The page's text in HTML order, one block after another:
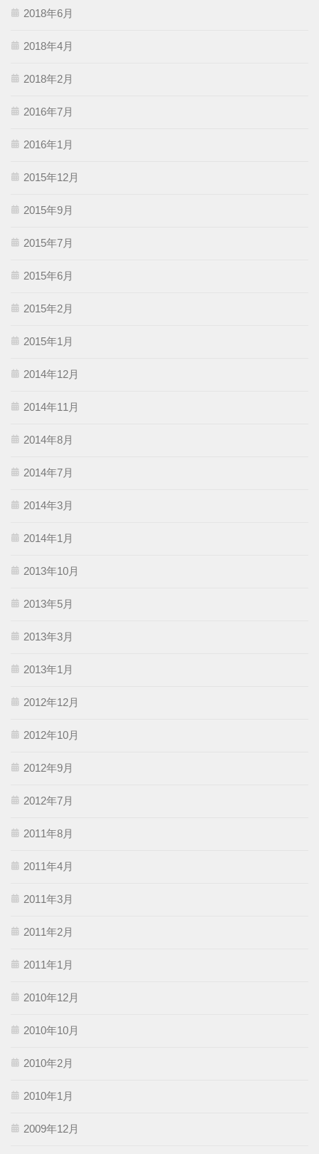
2018年6月
2018年4月
2018年2月
2016年7月
2016年1月
2015年12月
2015年9月
2015年7月
2015年6月
2015年2月
2015年1月
2014年12月
2014年11月
2014年8月
2014年7月
2014年3月
2014年1月
2013年10月
2013年5月
2013年3月
2013年1月
2012年12月
2012年10月
2012年9月
2012年7月
2011年8月
2011年4月
2011年3月
2011年2月
2011年1月
2010年12月
2010年10月
2010年2月
2010年1月
2009年12月